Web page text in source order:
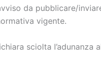
da pubblicare/
vigente.
sciolta l’adunanza